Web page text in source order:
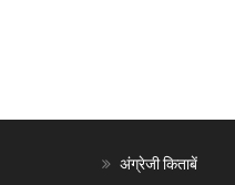
अंग्रेजी किताबें